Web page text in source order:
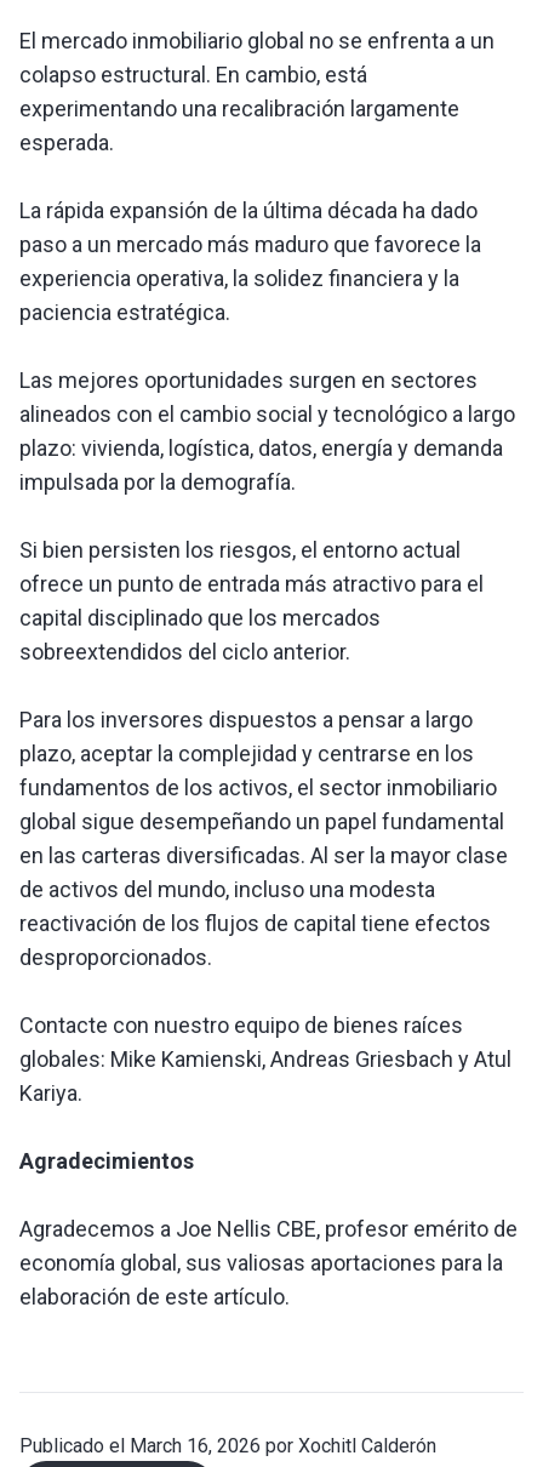
El mercado inmobiliario global no se enfrenta a un
colapso estructural. En cambio, está
experimentando una recalibración largamente
esperada.
La rápida expansión de la última década ha dado
paso a un mercado más maduro que favorece la
experiencia operativa, la solidez financiera y la
paciencia estratégica.
Las mejores oportunidades surgen en sectores
alineados con el cambio social y tecnológico a largo
plazo: vivienda, logística, datos, energía y demanda
impulsada por la demografía.
Si bien persisten los riesgos, el entorno actual
ofrece un punto de entrada más atractivo para el
capital disciplinado que los mercados
sobreextendidos del ciclo anterior.
Para los inversores dispuestos a pensar a largo
plazo, aceptar la complejidad y centrarse en los
fundamentos de los activos, el sector inmobiliario
global sigue desempeñando un papel fundamental
en las carteras diversificadas. Al ser la mayor clase
de activos del mundo, incluso una modesta
reactivación de los flujos de capital tiene efectos
desproporcionados.
Contacte con nuestro equipo de bienes raíces
globales: Mike Kamienski, Andreas Griesbach y Atul
Kariya.
Agradecimientos
Agradecemos a Joe Nellis CBE, profesor emérito de
economía global, sus valiosas aportaciones para la
elaboración de este artículo.
Publicado el March 16, 2026 por Xochitl Calderón